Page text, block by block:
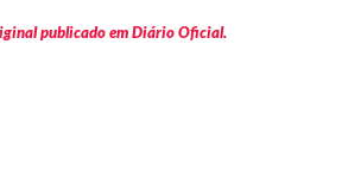
publicado em Diário Oficial.